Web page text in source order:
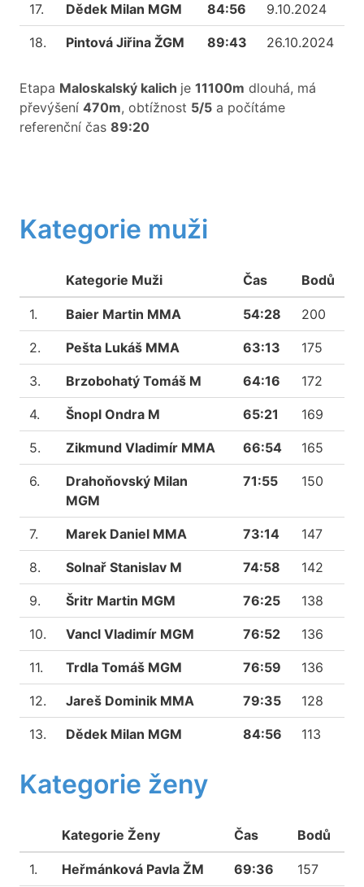
17. Dědek Milan MGM 84:56 9.10.2024
18. Pintová Jiřina ŽGM 89:43 26.10.2024
Etapa Maloskalský kalich je 11100m dlouhá, má
převýšení 470m, obtížnost 5/5 a počítáme
referenční čas 89:20
Kategorie muži
Kategorie Muži Čas Bodů
1. Baier Martin MMA 54:28 200
2. Pešta Lukáš MMA 63:13 175
3. Brzobohatý Tomáš M 64:16 172
4. Šnopl Ondra M 65:21 169
5. Zikmund Vladimír MMA 66:54 165
6.
Drahoňovský Milan
MGM
71:55 150
7. Marek Daniel MMA 73:14 147
8. Solnař Stanislav M 74:58 142
9. Šritr Martin MGM 76:25 138
10. Vancl Vladimír MGM 76:52 136
11. Trdla Tomáš MGM 76:59 136
12. Jareš Dominik MMA 79:35 128
13. Dědek Milan MGM 84:56 113
Kategorie ženy
Kategorie Ženy Čas Bodů
1. Heřmánková Pavla ŽM 69:36 157